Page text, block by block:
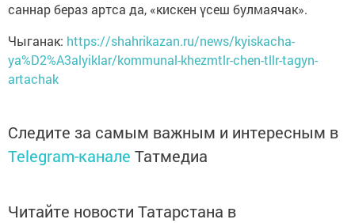
саннар бераз артса да, «кискен үсеш булмаячак».
Чыганак: https://shahrikazan.ru/news/kyiskacha-
ya%D2%A3alyiklar/kommunal-khezmtlr-chen-tllr-tagyn-
artachak
Следите за самым важным и интересным в
Telegram-канале Татмедиа
Читайте новости Татарстана в